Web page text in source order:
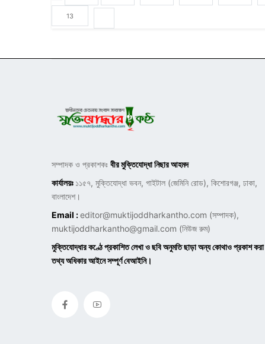
13
সম্পাদক ও প্রকাশকঃ বীর মুক্তিযোদ্ধা নিছার আহমদ
কার্যালয়ঃ ১১৫৭, মুক্তিযোদ্ধা ভবন, গাইটাল (জেমিনি রোড), কিশোরগঞ্জ, ঢাকা,
বাংলাদেশ।
Email :editor@muktijoddharkantho.com (সম্পাদক),
muktijoddharkantho@gmail.com (নিউজ রুম)
মুক্তিযোদ্ধার কণ্ঠে প্রকাশিত লেখা ও ছবি অনুমতি ছাড়া অন্য কোথাও প্রকাশ করা
তথ্য অধিকার আইনে সম্পূর্ণ বেআইনি।